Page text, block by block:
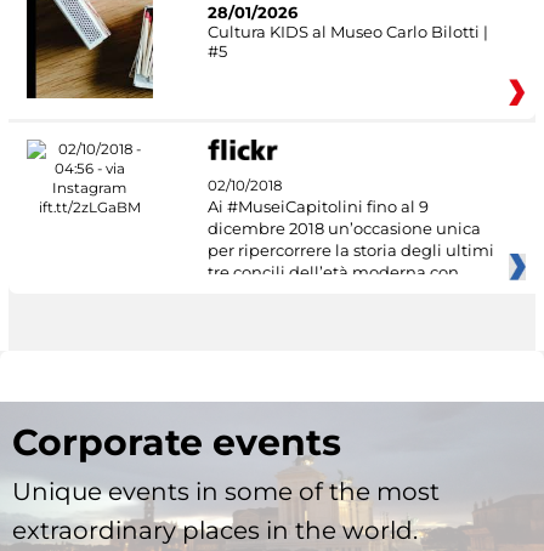
28/01/2026
Cultura KIDS al Museo Carlo Bilotti |
#5
02/10/2018
Ai #MuseiCapitolini fino al 9
dicembre 2018 un’occasione unica
per ripercorrere la storia degli ultimi
tre concili dell’età moderna con
Corporate events
Unique events in some of the most
extraordinary places in the world.